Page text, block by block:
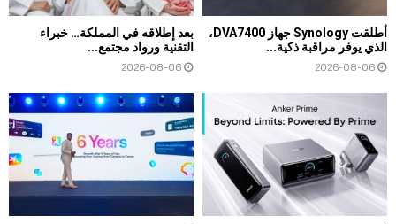
أطلقت Synology جهاز DVA7400،
الذي يوفر مراقبة ذكية...
2026-08-06
بعد إطلاقه في المملكة… خبراء
التقنية ورواد مجتمع...
2026-08-06